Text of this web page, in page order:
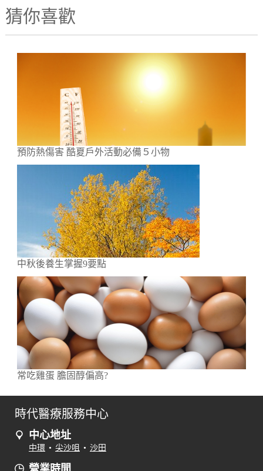
猜你喜歡
預防熱傷害 酷夏戶外活動必備５小物
中秋後養生掌握9要點
常吃雞蛋 膽固醇偏高?
時代醫療服務中心
中心地址
中環 • 尖沙咀 • 沙田